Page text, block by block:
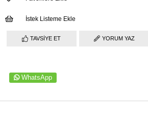
İstek Listeme Ekle
TAVSIYE ET YORUM YAZ
WhatsApp